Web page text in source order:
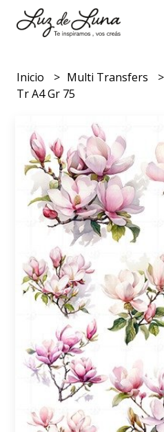
Inicio Multi Transfers
Tr A4 Gr 75